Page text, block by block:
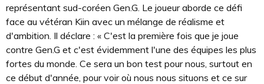
représentant sud-coréen Gen.G. Le joueur aborde ce défi
face au vétéran Kiin avec un mélange de réalisme et
d'ambition. Il déclare : « C'est la première fois que je joue
contre Gen.G et c'est évidemment l'une des équipes les plus
fortes du monde. Ce sera un bon test pour nous, surtout en
ce début d'année, pour voir où nous nous situons et ce sur